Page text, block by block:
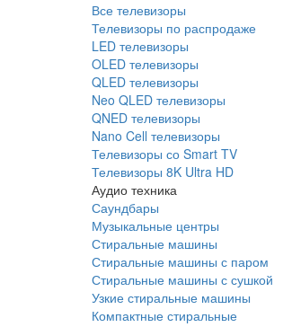
Все телевизоры
Телевизоры по распродаже
LED телевизоры
OLED телевизоры
QLED телевизоры
Neo QLED телевизоры
QNED телевизоры
Nano Cell телевизоры
Телевизоры со Smart TV
Телевизоры 8K Ultra HD
Аудио техника
Саундбары
Музыкальные центры
Стиральные машины
Стиральные машины с паром
Стиральные машины с сушкой
Узкие стиральные машины
Компактные стиральные